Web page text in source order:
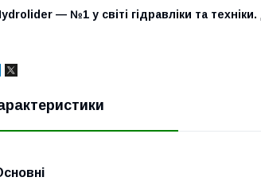
— №1 у світі гідравліки та техніки.